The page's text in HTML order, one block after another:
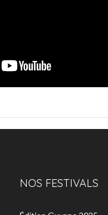
NOS FESTIVALS